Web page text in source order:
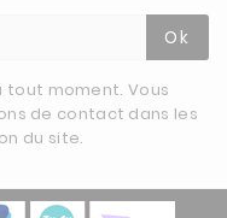
Ok
tout moment. Vous
de contact dans les
du site.